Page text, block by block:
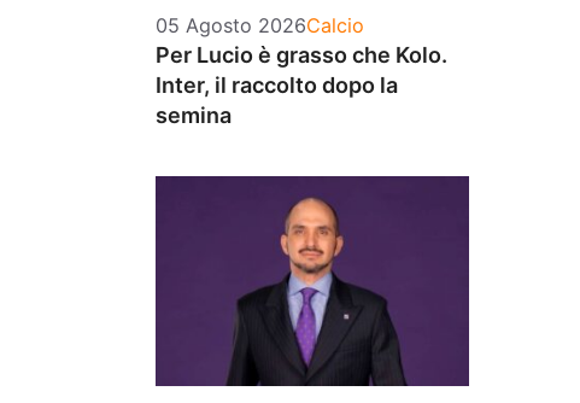
05 Agosto 2026Categorie
Calcio
Per Lucio è grasso che Kolo.
Inter, il raccolto dopo la
semina